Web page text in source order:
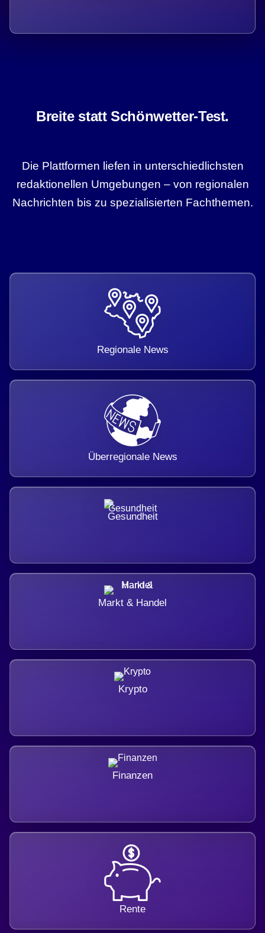
Breite statt Schönwetter-Test.
Die Plattformen liefen in unterschiedlichsten
redaktionellen Umgebungen – von regionalen
Nachrichten bis zu spezialisierten Fachthemen.
Regionale News
Überregionale News
Gesundheit
Markt & Handel
Krypto
Finanzen
Rente